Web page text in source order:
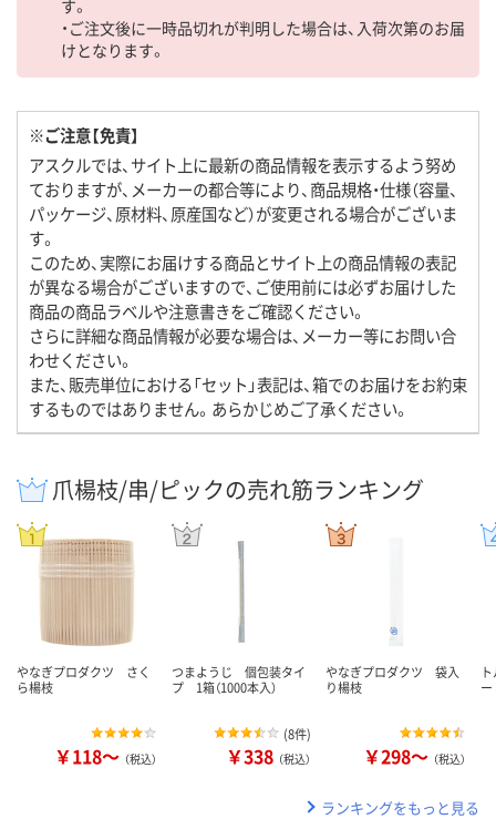
す。
・ご注文後に一時品切れが判明した場合は、入荷次第のお届
けとなります。
※ご注意【免責】
アスクルでは、サイト上に最新の商品情報を表示するよう努め
ておりますが、メーカーの都合等により、商品規格・仕様（容量、
パッケージ、原材料、原産国など）が変更される場合がございま
す。
このため、実際にお届けする商品とサイト上の商品情報の表記
が異なる場合がございますので、ご使用前には必ずお届けした
商品の商品ラベルや注意書きをご確認ください。
さらに詳細な商品情報が必要な場合は、メーカー等にお問い合
わせください。
また、販売単位における「セット」表記は、箱でのお届けをお約束
するものではありません。あらかじめご了承ください。
爪楊枝/串/ピックの売れ筋ランキング
やなぎプロダクツ さく
ら楊枝
￥118～ （税込）
つまようじ 個包装タイ
プ 1箱（1000本入）
(8件)
￥338 （税込）
やなぎプロダクツ 袋入
り楊枝
￥298～ （税込）
ランキングをもっと見る